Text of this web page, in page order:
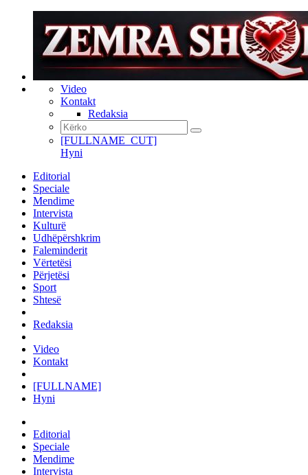
Video
Kontakt
Redaksia
[FULLNAME_CUT]
Hyni
Editorial
Speciale
Mendime
Intervista
Kulturë
Udhëpërshkrim
Faleminderit
Vërtetësi
Përjetësi
Sport
Shtesë
Redaksia
Video
Kontakt
[FULLNAME]
Hyni
Editorial
Speciale
Mendime
Intervista